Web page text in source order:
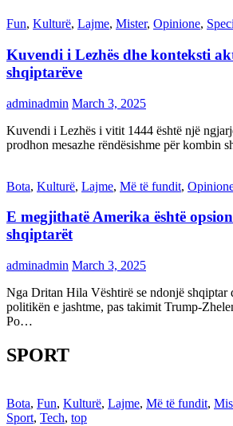
Fun, Kulturë, Lajme, Mister, Opinione,
Kuvendi i Lezhës dhe konteksti
shqiptarëve
adminadmin March 3, 2025
Kuvendi i Lezhës i vitit 1444 është një
prodhon mesazhe rëndësishme për kombin
Bota, Kulturë, Lajme, Më të fundit,
E megjithatë Amerika është
shqiptarët
adminadmin March 3, 2025
Nga Dritan Hila Vështirë se ndonjë shqiptar
politikën e jashtme, pas takimit Trump-
Po…
SPORT
Bota, Fun, Kulturë, Lajme, Më të fundit,
Sport, Tech, top